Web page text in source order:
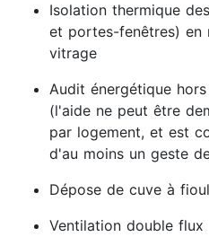
Isolation thermique
et portes-fenêtres) en
vitrage
Audit énergétique
(l'aide ne peut être
par logement, et est
d'au moins un geste
Dépose de cuve à fioul
Ventilation double flux